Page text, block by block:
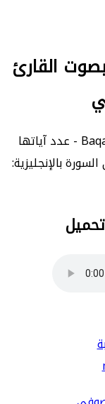
القارئ
| سورة البقرة | Baqarah - عدد آياتها
في المصحف: 2 - معنى السورة بالإنجليزية: